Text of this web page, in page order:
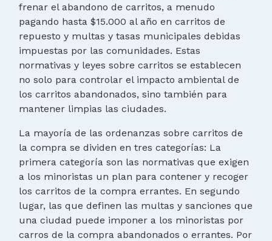
frenar el abandono de carritos, a menudo
pagando hasta $15.000 al año en carritos de
repuesto y multas y tasas municipales debidas
impuestas por las comunidades. Estas
normativas y leyes sobre carritos se establecen
no solo para controlar el impacto ambiental de
los carritos abandonados, sino también para
mantener limpias las ciudades.
La mayoría de las ordenanzas sobre carritos de
la compra se dividen en tres categorías: La
primera categoría son las normativas que exigen
a los minoristas un plan para contener y recoger
los carritos de la compra errantes. En segundo
lugar, las que definen las multas y sanciones que
una ciudad puede imponer a los minoristas por
carros de la compra abandonados o errantes. Por